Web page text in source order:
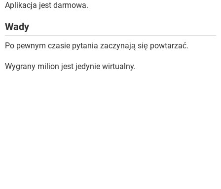
Aplikacja jest darmowa.
Wady
Po pewnym czasie pytania zaczynają się powtarzać.
Wygrany milion jest jedynie wirtualny.